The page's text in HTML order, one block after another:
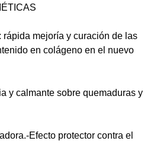
mejoría y curación de las
en colágeno en el nuevo
y calmante sobre quemaduras y
Efecto protector contra el